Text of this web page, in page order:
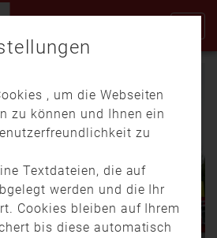
Video
, um die Webseiten
zu können und Ihnen ein
zu
Textdateien, die auf
werden und die Ihr
Cookies bleiben auf Ihrem
bis diese automatisch